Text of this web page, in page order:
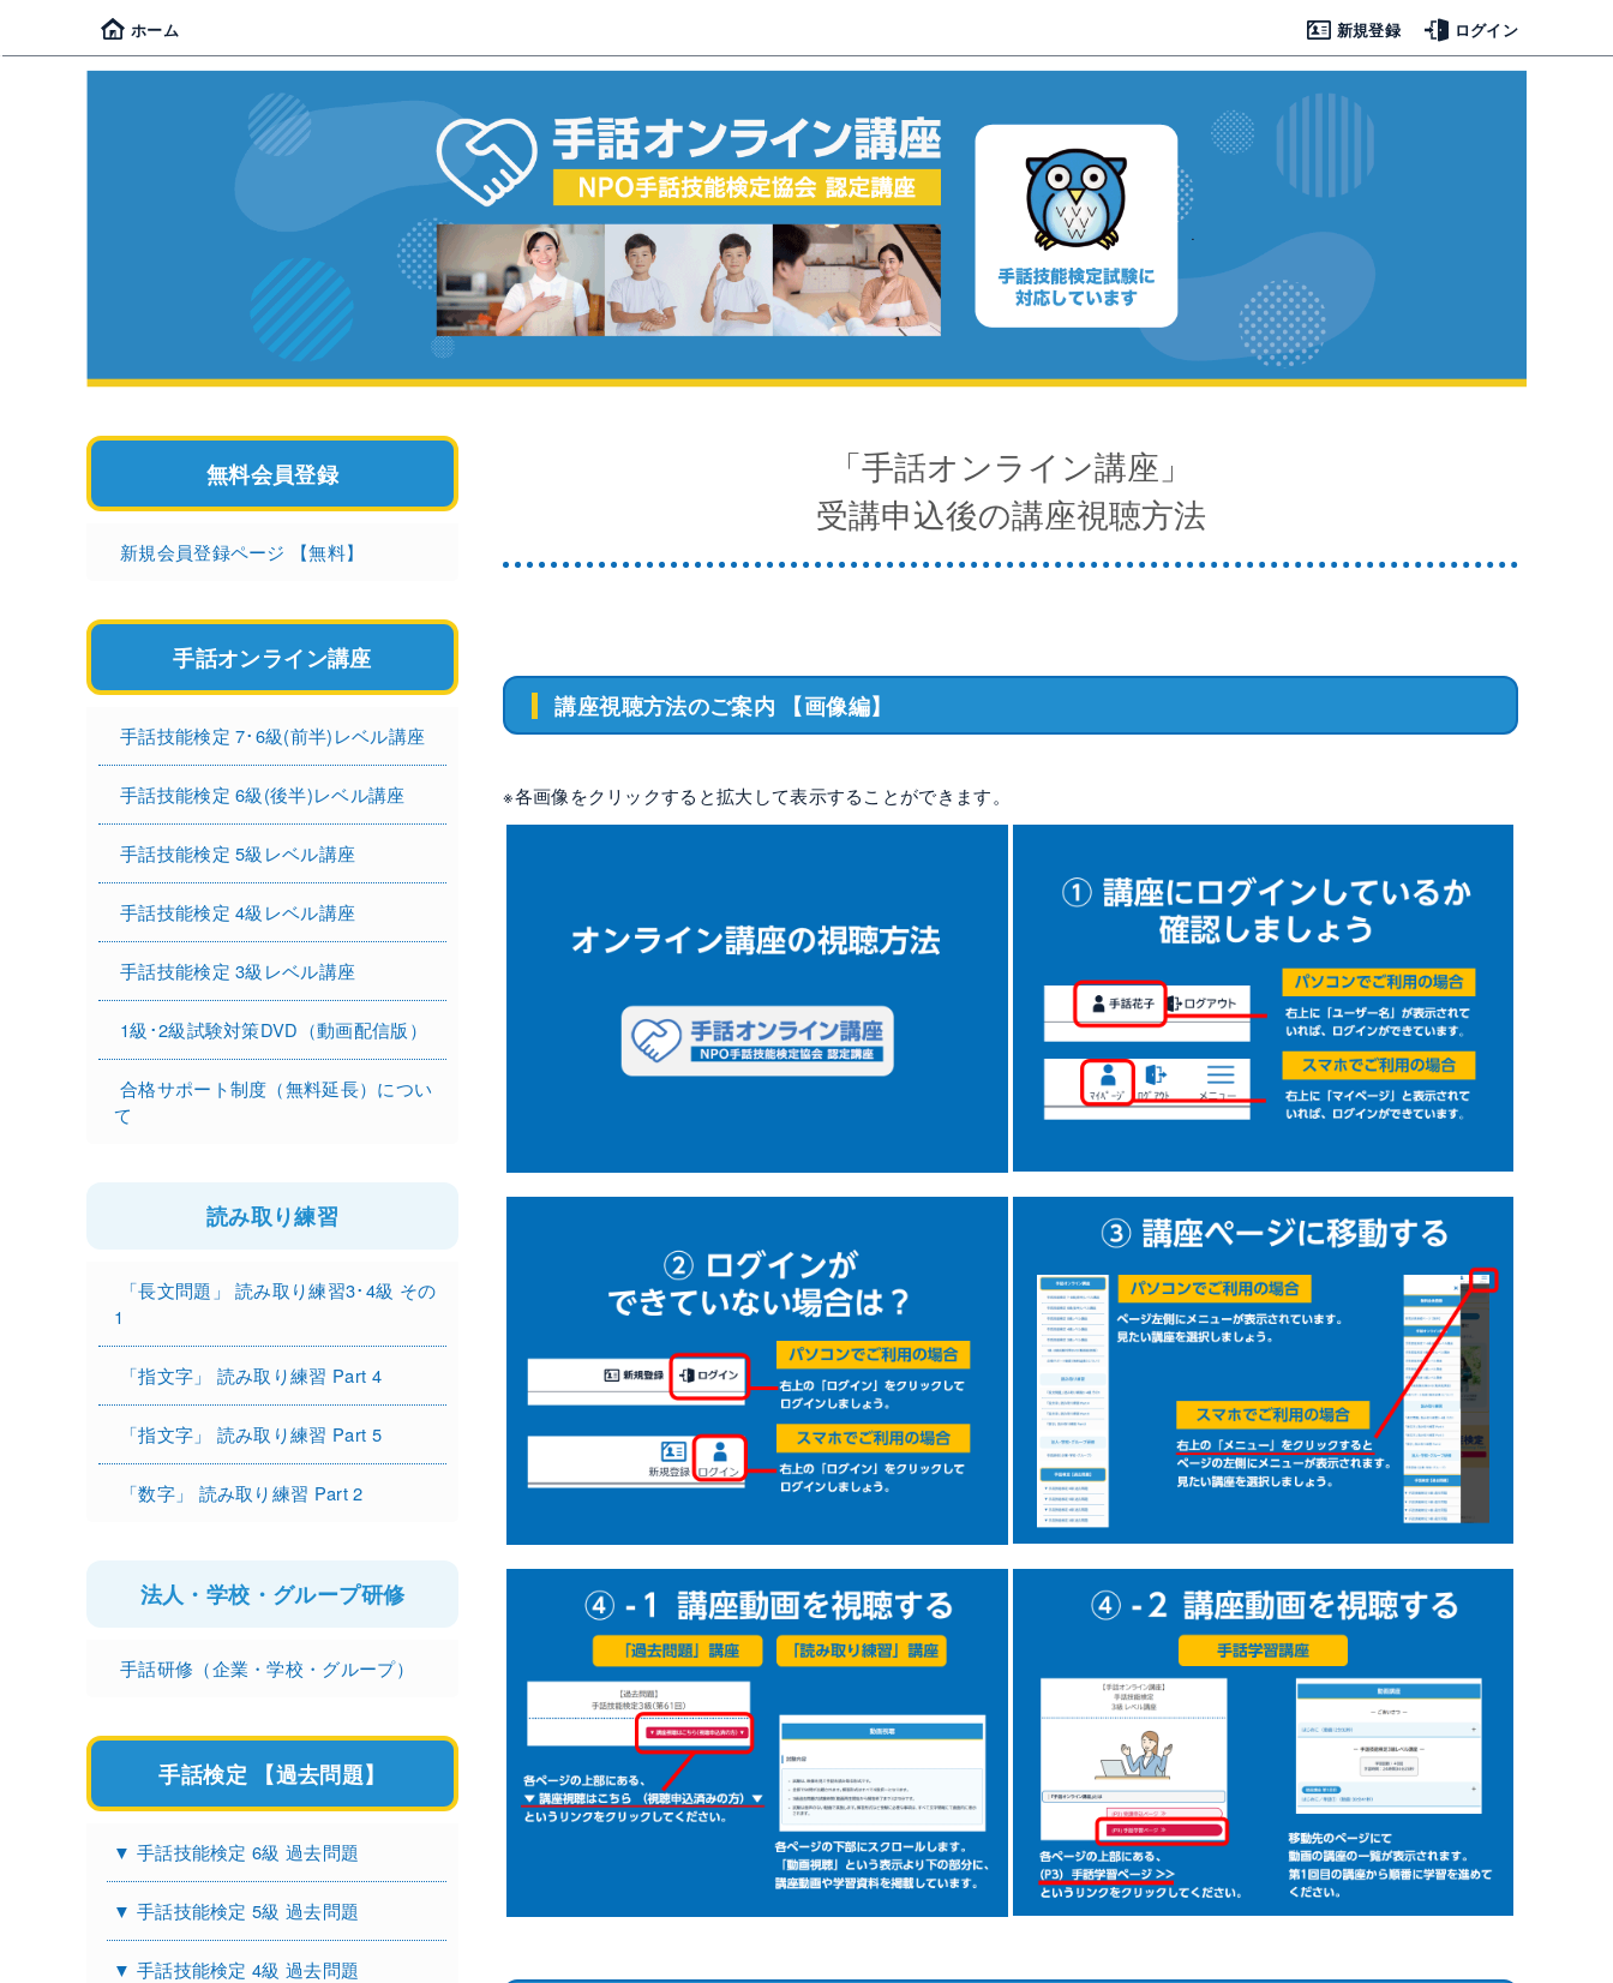
無料会員登録
新規会員登録ページ 【無料】
手話オンライン講座
手話技能検定 7･6級(前半)レベル講座
手話技能検定 6級(後半)レベル講座
手話技能検定 5級レベル講座
手話技能検定 4級レベル講座
手話技能検定 3級レベル講座
1級･2級試験対策DVD（動画配信版）
合格サポート制度（無料延長）につい
て
読み取り練習
「長文問題」 読み取り練習3･4級 その
1
「指文字」 読み取り練習 Part 4
「指文字」 読み取り練習 Part 5
「数字」 読み取り練習 Part 2
法人・学校・グループ研修
手話研修（企業・学校・グループ）
手話検定 【過去問題】
▼ 手話技能検定 6級 過去問題
▼ 手話技能検定 5級 過去問題
▼ 手話技能検定 4級 過去問題
「手話オンライン講座」
受講申込後の講座視聴方法
講座視聴方法のご案内 【画像編】
※各画像をクリックすると拡大して表示することができます。
ホーム 新規登録 ログイン